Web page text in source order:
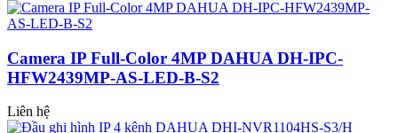
Camera IP Full-Color 4MP DAHUA DH-IPC-
HFW2439MP-AS-LED-B-S2
Liên hệ